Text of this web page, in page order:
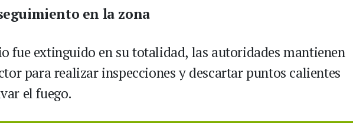
en la zona
fue extinguido en su totalidad, las autoridades mantienen
para realizar inspecciones y descartar puntos calientes
el fuego.